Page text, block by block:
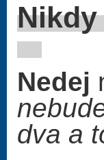
Nedej
dva a